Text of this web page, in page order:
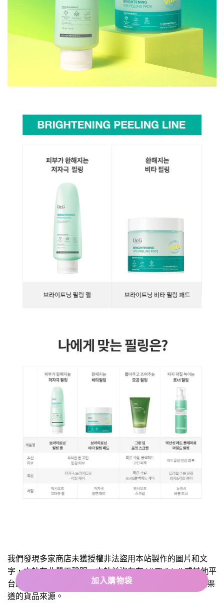
加入購物袋
我們發現多家商店未獲授權非法盜用本站製作的圖片和文
字，本站在此嚴正聲明，本站並沒有在 HKTVMall 或其他平
台銷售，只在本站 OhMyGlow.co 銷售，不能保證經其他渠
道的貨品來源。